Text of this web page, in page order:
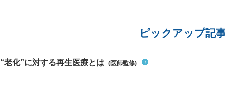
ピックアップ記
“老化”に対する再生医療とは (医師監修)